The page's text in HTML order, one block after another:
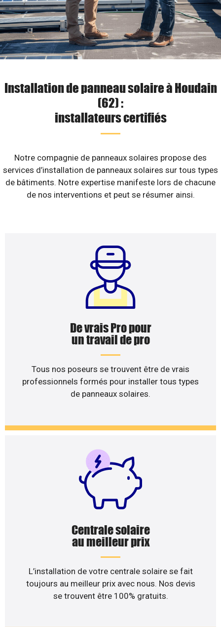
Installation de panneau solaire à Houdain
(62) :
installateurs certifiés
Notre compagnie de panneaux solaires propose des
services d’installation de panneaux solaires sur tous types
de bâtiments. Notre expertise manifeste lors de chacune
de nos interventions et peut se résumer ainsi.
De vrais Pro pour
un travail de pro
Tous nos poseurs se trouvent être de vrais
professionnels formés pour installer tous types
de panneaux solaires.
Centrale solaire
au meilleur prix
L’installation de votre centrale solaire se fait
toujours au meilleur prix avec nous. Nos devis
se trouvent être 100% gratuits.